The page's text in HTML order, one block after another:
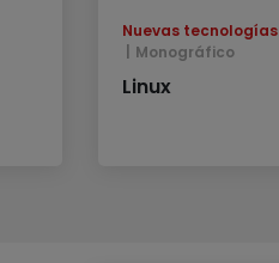
Nuevas tecnologías
Monográfico
Linux